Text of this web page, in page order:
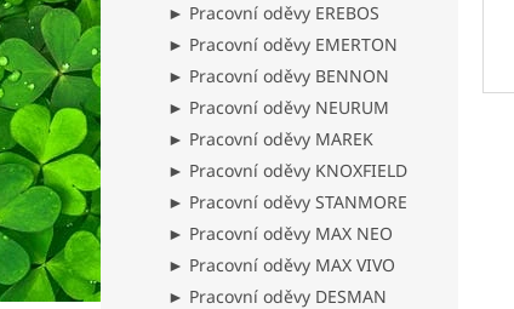
► Pracovní oděvy EREBOS
► Pracovní oděvy EMERTON
► Pracovní oděvy BENNON
► Pracovní oděvy NEURUM
► Pracovní oděvy MAREK
► Pracovní oděvy KNOXFIELD
► Pracovní oděvy STANMORE
► Pracovní oděvy MAX NEO
► Pracovní oděvy MAX VIVO
► Pracovní oděvy DESMAN